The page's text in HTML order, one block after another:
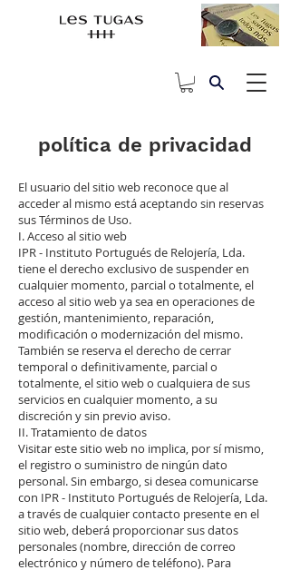
política de privacidad
El usuario del sitio web reconoce que al
acceder al mismo está aceptando sin reservas
sus Términos de Uso.
I. Acceso al sitio web
IPR - Instituto Portugués de Relojería, Lda.
tiene el derecho exclusivo de suspender en
cualquier momento, parcial o totalmente, el
acceso al sitio web ya sea en operaciones de
gestión, mantenimiento, reparación,
modificación o modernización del mismo.
También se reserva el derecho de cerrar
temporal o definitivamente, parcial o
totalmente, el sitio web o cualquiera de sus
servicios en cualquier momento, a su
discreción y sin previo aviso.
II. Tratamiento de datos
Visitar este sitio web no implica, por sí mismo,
el registro o suministro de ningún dato
personal. Sin embargo, si desea comunicarse
con IPR - Instituto Portugués de Relojería, Lda.
a través de cualquier contacto presente en el
sitio web, deberá proporcionar sus datos
personales (nombre, dirección de correo
electrónico y número de teléfono). Para